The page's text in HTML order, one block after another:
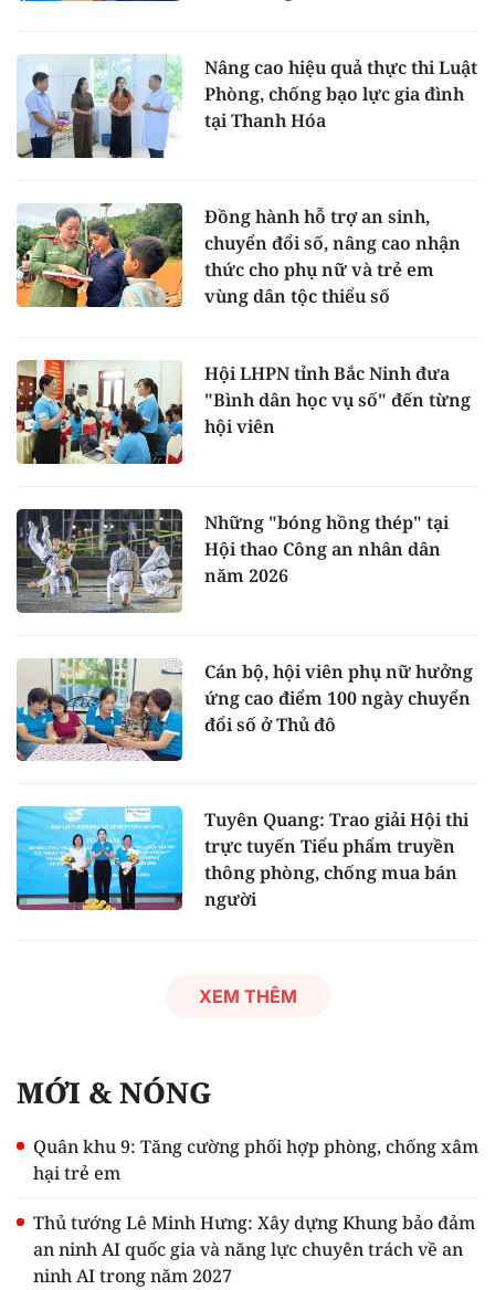
Nâng cao hiệu quả thực thi Luật
Phòng, chống bạo lực gia đình
tại Thanh Hóa
Đồng hành hỗ trợ an sinh,
chuyển đổi số, nâng cao nhận
thức cho phụ nữ và trẻ em
vùng dân tộc thiểu số
Hội LHPN tỉnh Bắc Ninh đưa
"Bình dân học vụ số" đến từng
hội viên
Những "bóng hồng thép" tại
Hội thao Công an nhân dân
năm 2026
Cán bộ, hội viên phụ nữ hưởng
ứng cao điểm 100 ngày chuyển
đổi số ở Thủ đô
Tuyên Quang: Trao giải Hội thi
trực tuyến Tiểu phẩm truyền
thông phòng, chống mua bán
người
XEM THÊM
MỚI & NÓNG
Quân khu 9: Tăng cường phối hợp phòng, chống xâm
hại trẻ em
Thủ tướng Lê Minh Hưng: Xây dựng Khung bảo đảm
an ninh AI quốc gia và năng lực chuyên trách về an
ninh AI trong năm 2027